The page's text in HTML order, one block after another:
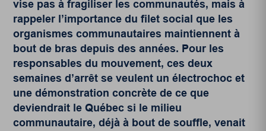
vise pas à fragiliser les communautés, mais à
rappeler l’importance du filet social que les
organismes communautaires maintiennent à
bout de bras depuis des années. Pour les
responsables du mouvement, ces deux
semaines d’arrêt se veulent un électrochoc et
une démonstration concrète de ce que
deviendrait le Québec si le milieu
communautaire, déjà à bout de souffle, venait